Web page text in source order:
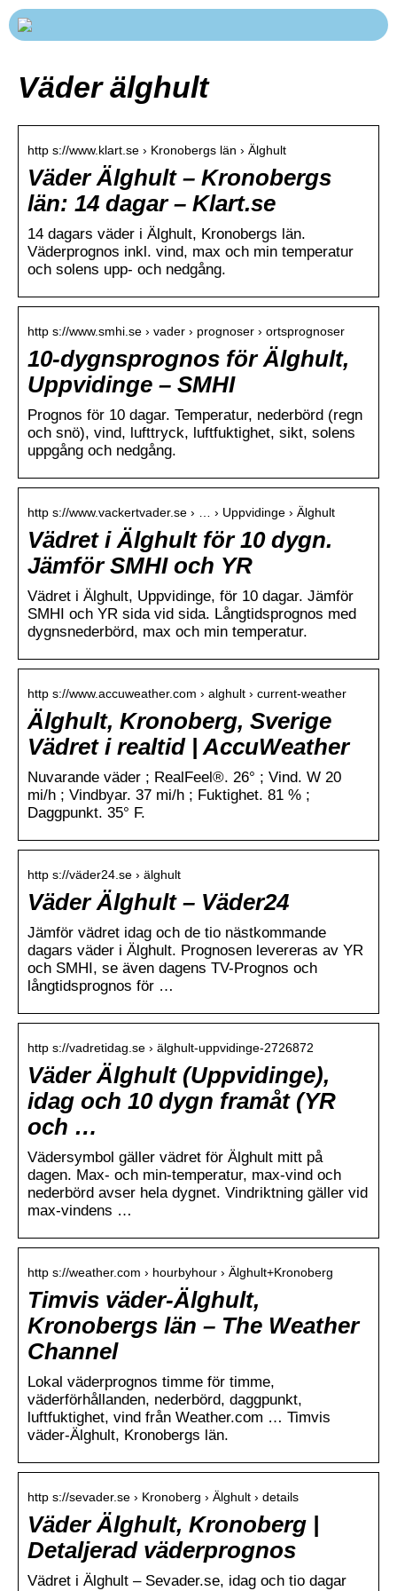
Väder älghult
http s://www.klart.se › Kronobergs län › Älghult
Väder Älghult – Kronobergs
län: 14 dagar – Klart.se
14 dagars väder i Älghult, Kronobergs län.
Väderprognos inkl. vind, max och min temperatur
och solens upp- och nedgång.
http s://www.smhi.se › vader › prognoser › ortsprognoser
10-dygnsprognos för Älghult,
Uppvidinge – SMHI
Prognos för 10 dagar. Temperatur, nederbörd (regn
och snö), vind, lufttryck, luftfuktighet, sikt, solens
uppgång och nedgång.
http s://www.vackertvader.se › … › Uppvidinge › Älghult
Vädret i Älghult för 10 dygn.
Jämför SMHI och YR
Vädret i Älghult, Uppvidinge, för 10 dagar. Jämför
SMHI och YR sida vid sida. Långtidsprognos med
dygnsnederbörd, max och min temperatur.
http s://www.accuweather.com › alghult › current-weather
Älghult, Kronoberg, Sverige
Vädret i realtid | AccuWeather
Nuvarande väder ; RealFeel®. 26° ; Vind. W 20
mi/h ; Vindbyar. 37 mi/h ; Fuktighet. 81 % ;
Daggpunkt. 35° F.
http s://väder24.se › älghult
Väder Älghult – Väder24
Jämför vädret idag och de tio nästkommande
dagars väder i Älghult. Prognosen levereras av YR
och SMHI, se även dagens TV-Prognos och
långtidsprognos för …
http s://vadretidag.se › älghult-uppvidinge-2726872
Väder Älghult (Uppvidinge),
idag och 10 dygn framåt (YR
och …
Vädersymbol gäller vädret för Älghult mitt på
dagen. Max- och min-temperatur, max-vind och
nederbörd avser hela dygnet. Vindriktning gäller vid
max-vindens …
http s://weather.com › hourbyhour › Älghult+Kronoberg
Timvis väder-Älghult,
Kronobergs län – The Weather
Channel
Lokal väderprognos timme för timme,
väderförhållanden, nederbörd, daggpunkt,
luftfuktighet, vind från Weather.com … Timvis
väder-Älghult, Kronobergs län.
http s://sevader.se › Kronoberg › Älghult › details
Väder Älghult, Kronoberg |
Detaljerad väderprognos
Vädret i Älghult – Sevader.se, idag och tio dagar